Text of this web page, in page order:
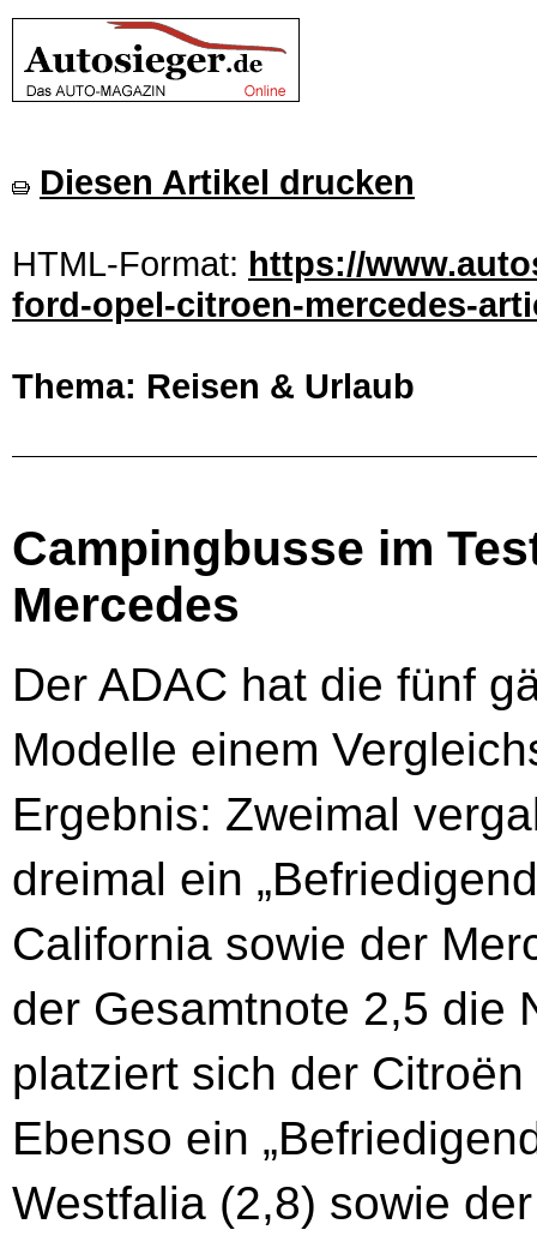
Diesen Artikel drucken
HTML-Format: https://
ford-opel-citroen-mercedes-
Thema: Reisen & Urlaub
Campingbusse im
Mercedes
Der ADAC hat die fünf
Modelle einem
Ergebnis: Zweimal
dreimal ein
California sowie der
der Gesamtnote 2,5 die
platziert sich der
Ebenso ein
Westfalia (2,8) sowie